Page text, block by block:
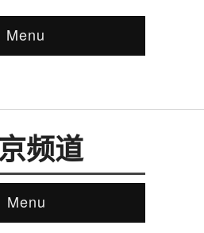
Menu
频道
Menu